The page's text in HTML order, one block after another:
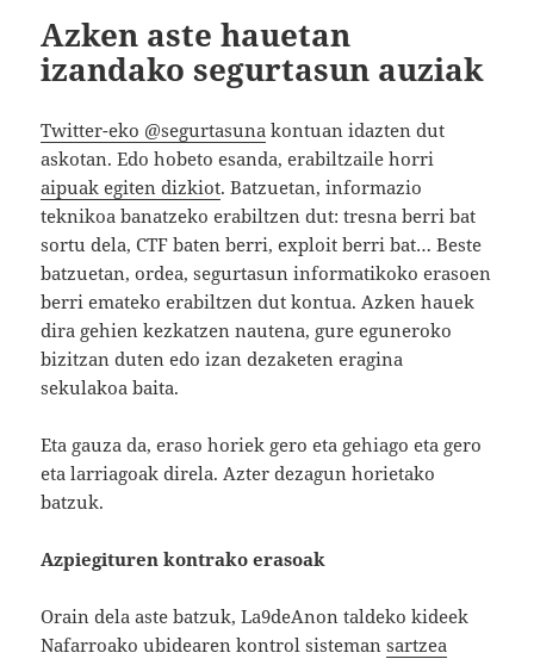
Azken aste hauetan
izandako segurtasun auziak
Twitter-eko @segurtasuna kontuan idazten dut
askotan. Edo hobeto esanda, erabiltzaile horri
aipuak egiten dizkiot. Batzuetan, informazio
teknikoa banatzeko erabiltzen dut: tresna berri bat
sortu dela, CTF baten berri, exploit berri bat… Beste
batzuetan, ordea, segurtasun informatikoko erasoen
berri emateko erabiltzen dut kontua. Azken hauek
dira gehien kezkatzen nautena, gure eguneroko
bizitzan duten edo izan dezaketen eragina
sekulakoa baita.
Eta gauza da, eraso horiek gero eta gehiago eta gero
eta larriagoak direla. Azter dezagun horietako
batzuk.
Azpiegituren kontrako erasoak
Orain dela aste batzuk, La9deAnon taldeko kideek
Nafarroako ubidearen kontrol sistemansartzea